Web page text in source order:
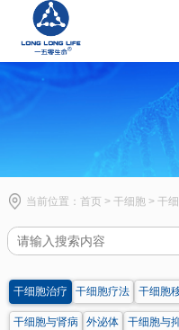
当前位置：首页 >干细胞 >干
干细胞治疗 干细胞疗法 干细胞
干细胞与肾病 外泌体 干细胞与